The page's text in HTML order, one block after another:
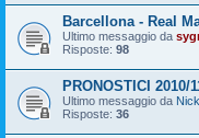
Barcellona - Real
Ultimo messaggio da
Risposte: 98
PRONOSTICI 2010/
Ultimo messaggio da
Risposte: 36